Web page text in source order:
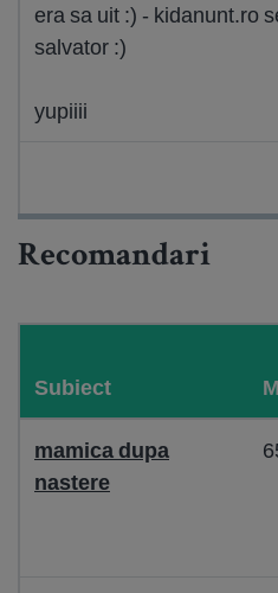
era sa uit :) - kidanunt.ro
salvator :)
yupiiii
Recomandari
Subiect
mamica dupa
nastere